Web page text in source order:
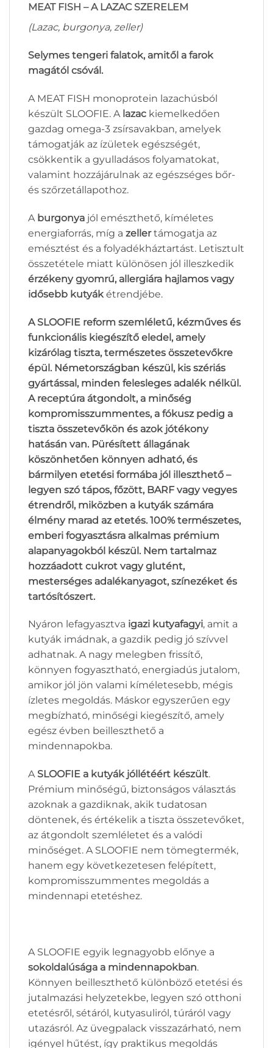
MEAT FISH – A LAZAC SZERELEM
(Lazac, burgonya, zeller)
Selymes tengeri falatok, amitől a farok
magától csóvál.
A MEAT FISH monoprotein lazachúsból
készült SLOOFIE. A lazac kiemelkedően
gazdag omega-3 zsírsavakban, amelyek
támogatják az ízületek egészségét,
csökkentik a gyulladásos folyamatokat,
valamint hozzájárulnak az egészséges bőr-
és szőrzetállapothoz.
A burgonya jól emészthető, kíméletes
energiaforrás, míg a zellertámogatja az
emésztést és a folyadékháztartást. Letisztult
összetétele miatt különösen jól illeszkedik
érzékeny gyomrú, allergiára hajlamos vagy
idősebb kutyák étrendjébe.
A SLOOFIE reform szemléletű, kézműves és
funkcionális kiegészítő eledel, amely
kizárólag tiszta, természetes összetevőkre
épül. Németországban készül, kis szériás
gyártással, minden felesleges adalék nélkül.
A receptúra átgondolt, a minőség
kompromisszummentes, a fókusz pedig a
tiszta összetevőkön és azok jótékony
hatásán van. Pürésített állagának
köszönhetően könnyen adható, és
bármilyen etetési formába jól illeszthető –
legyen szó tápos, főzött, BARF vagy vegyes
étrendről, miközben a kutyák számára
élmény marad az etetés. 100% természetes,
emberi fogyasztásra alkalmas prémium
alapanyagokból készül. Nem tartalmaz
hozzáadott cukrot vagy glutént,
mesterséges adalékanyagot, színezéket és
tartósítószert.
Nyáron lefagyasztva igazi kutyafagyi, amit a
kutyák imádnak, a gazdik pedig jó szívvel
adhatnak. A nagy melegben frissítő,
könnyen fogyasztható, energiadús jutalom,
amikor jól jön valami kíméletesebb, mégis
ízletes megoldás. Máskor egyszerűen egy
megbízható, minőségi kiegészítő, amely
egész évben beilleszthető a
mindennapokba.
ASLOOFIE a kutyák jóllétéért készült.
Prémium minőségű, biztonságos választás
azoknak a gazdiknak, akik tudatosan
döntenek, és értékelik a tiszta összetevőket,
az átgondolt szemléletet és a valódi
minőséget. A SLOOFIE nem tömegtermék,
hanem egy következetesen felépített,
kompromisszummentes megoldás a
mindennapi etetéshez.
A SLOOFIE egyik legnagyobb előnye a
sokoldalúsága a mindennapokban.
Könnyen beilleszthető különböző etetési és
jutalmazási helyzetekbe, legyen szó otthoni
etetésről, sétáról, kutyasuliról, túráról vagy
utazásról. Az üvegpalack visszazárható, nem
igényel hűtést, így praktikus megoldás